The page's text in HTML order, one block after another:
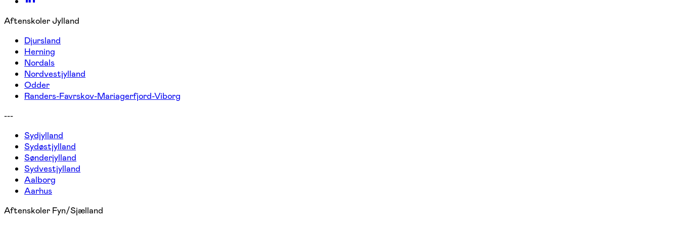
Aftenskoler Jylland
Djursland
Herning
Nordals
Nordvestjylland
Odder
Randers-Favrskov-Mariagerfjord-Viborg
---
Sydjylland
Sydøstjylland
Sønderjylland
Sydvestjylland
Aalborg
Aarhus
Aftenskoler Fyn/Sjælland